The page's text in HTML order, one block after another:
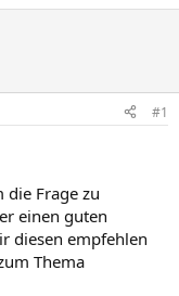
#1
die Frage zu
einen guten
diesen empfehlen
Thema